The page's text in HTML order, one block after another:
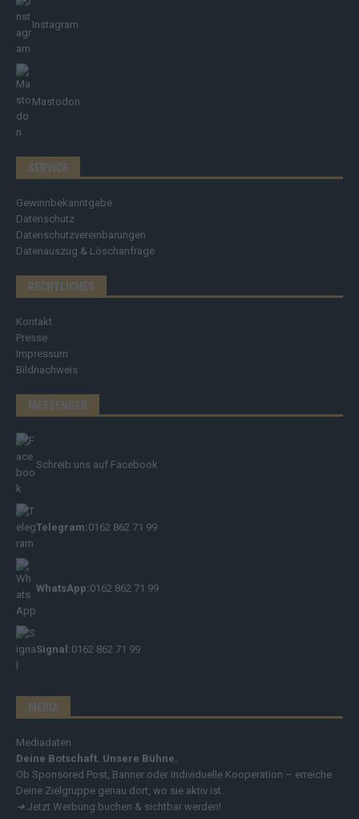
Instagram
Mastodon
SERVICE
Gewinnbekanntgabe
Datenschutz
Datenschutzvereinbarungen
Datenauszug & Löschanfrage
RECHTLICHES
Kontakt
Presse
Impressum
Bildnachweis
MESSENGER
Schreib uns auf Facebook
Telegram:0162 862 71 99
WhatsApp:0162 862 71 99
Signal:0162 862 71 99
MEDIA
Mediadaten
Deine Botschaft. Unsere Bühne.
Ob Sponsored Post, Banner oder individuelle Kooperation – erreiche
Deine Zielgruppe genau dort, wo sie aktiv ist.
➔ Jetzt Werbung buchen & sichtbar werden!